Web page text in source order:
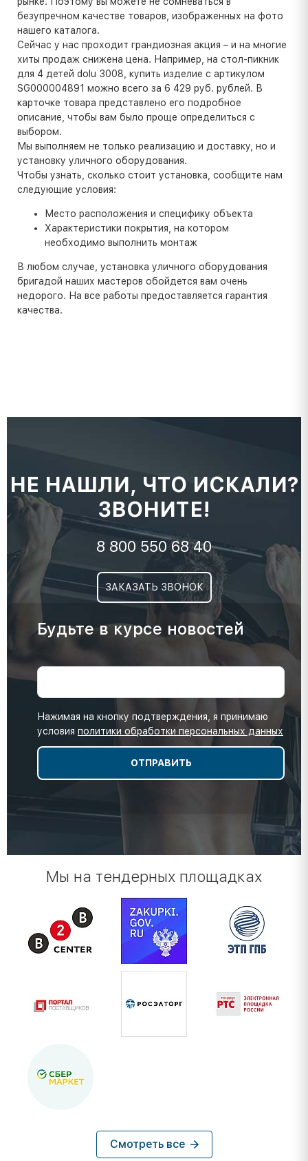
безупречном качестве товаров, изображенных на фото
нашего каталога.
Сейчас у нас проходит грандиозная акция – и на многие
хиты продаж снижена цена. Например, на стол-пикник
для 4 детей dolu 3008, купить изделие с артикулом
SG000004891 можно всего за 6 429 руб. рублей. В
карточке товара представлено его подробное
описание, чтобы вам было проще определиться с
выбором.
Мы выполняем не только реализацию и доставку, но и
установку уличного оборудования.
Чтобы узнать, сколько стоит установка, сообщите нам
следующие условия:
Место расположения и специфику объекта
Характеристики покрытия, на котором
необходимо выполнить монтаж
В любом случае, установка уличного оборудования
бригадой наших мастеров обойдется вам очень
недорого. На все работы предоставляется гарантия
качества.
НЕ НАШЛИ, ЧТО ИСКАЛИ?
ЗВОНИТЕ!
8 800 550 68 40
ЗАКАЗАТЬ ЗВОНОК
Будьте в курсе новостей
Нажимая на кнопку подтверждения, я принимаю
условия политики обработки персональных данных
Мы на тендерных площадках
Смотреть все